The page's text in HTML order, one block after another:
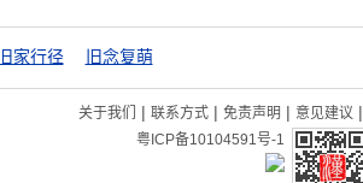
旧家行径 旧念复萌
关于我们 | 联系方式 | 免责声明 | 意见建议 |
粤ICP备10104591号-1